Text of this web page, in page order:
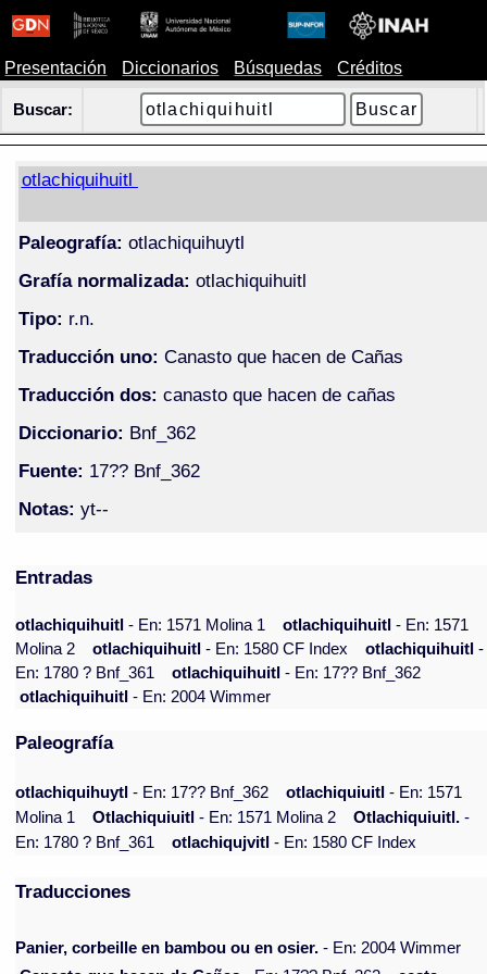
Presentación Diccionarios Búsquedas Créditos
Buscar:
otlachiquihuitl
Paleografía: otlachiquihuytl
Grafía normalizada: otlachiquihuitl
Tipo: r.n.
Traducción uno: Canasto que hacen de Cañas
Traducción dos: canasto que hacen de cañas
Diccionario: Bnf_362
Fuente: 17?? Bnf_362
Notas: yt--
Entradas
otlachiquihuitl- En: 1571 Molina 1 otlachiquihuitl- En: 1571
Molina 2
otlachiquihuitl- En: 1580 CF Index otlachiquihuitl-
En: 1780 ? Bnf_361
otlachiquihuitl- En: 17?? Bnf_362
otlachiquihuitl- En: 2004 Wimmer
Paleografía
otlachiquihuytl - En: 17?? Bnf_362 otlachiquiuitl - En: 1571
Molina 1
Otlachiquiuitl - En: 1571 Molina 2 Otlachiquiuitl. -
En: 1780 ? Bnf_361
otlachiqujvitl - En: 1580 CF Index
Traducciones
Panier, corbeille en bambou ou en osier. - En: 2004 Wimmer